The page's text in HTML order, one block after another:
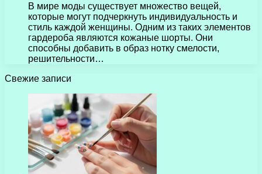
В мире моды существует множество вещей,
которые могут подчеркнуть индивидуальность и
стиль каждой женщины. Одним из таких элементов
гардероба являются кожаные шорты. Они
способны добавить в образ нотку смелости,
решительности…
Свежие записи